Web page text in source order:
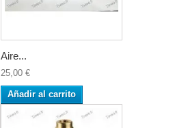
Aire...
25,00 €
Añadir al carrito